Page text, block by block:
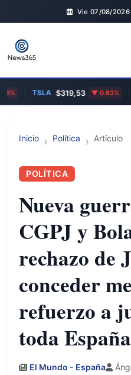
Vie 07/08/2026
TSLA $319,53 0.63%
Inicio Política Artículo
POLÍTICA
Nueva
CGPJ y
rechazo de
conceder
refuerzo a
toda España
El Mundo - España